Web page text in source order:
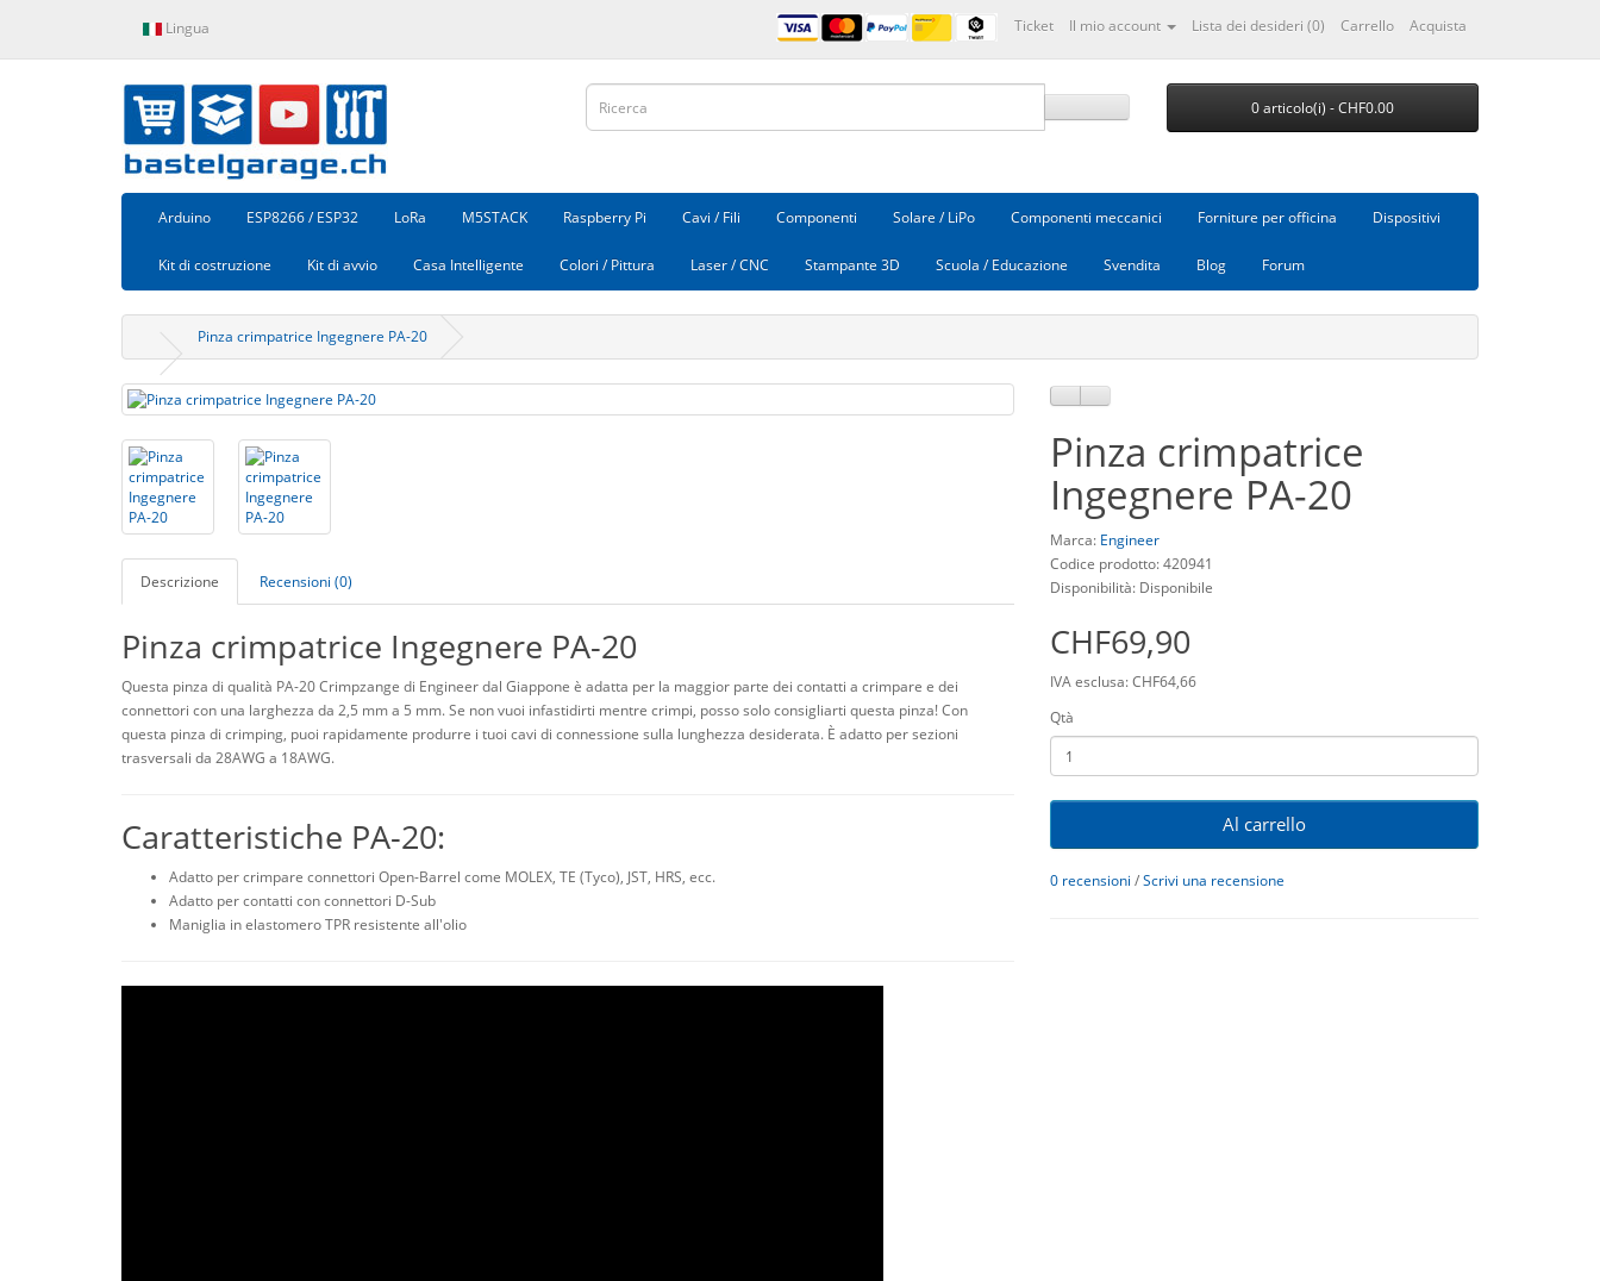
Lingua Ticket Il mio account Lista dei desideri (0) Carrello Acquista
0 articolo(i) - CHF0.00
Arduino ESP8266 / ESP32 LoRa M5STACK Raspberry Pi Cavi / Fili Componenti Solare / LiPo Componenti meccanici Forniture per officina Dispositivi
Kit di costruzione Kit di avvio Casa Intelligente Colori / Pittura Laser / CNC Stampante 3D Scuola / Educazione Svendita Blog Forum
Pinza crimpatrice Ingegnere PA-20
Descrizione Recensioni (0)
Pinza crimpatrice Ingegnere PA-20
Questa pinza di qualità PA-20 Crimpzange di Engineer dal Giappone è adatta per la maggior parte dei contatti a crimpare e dei
connettori con una larghezza da 2,5 mm a 5 mm. Se non vuoi infastidirti mentre crimpi, posso solo consigliarti questa pinza! Con
questa pinza di crimping, puoi rapidamente produrre i tuoi cavi di connessione sulla lunghezza desiderata. È adatto per sezioni
trasversali da 28AWG a 18AWG.
Caratteristiche PA-20:
Adatto per crimpare connettori Open-Barrel come MOLEX, TE (Tyco), JST, HRS, ecc.
Adatto per contatti con connettori D-Sub
Maniglia in elastomero TPR resistente all'olio
Pinza crimpatrice
Ingegnere PA-20
Marca: Engineer
Codice prodotto: 420941
Disponibilità: Disponibile
CHF69,90
IVA esclusa: CHF64,66
Qtà
Al carrello
0 recensioni /Scrivi una recensione